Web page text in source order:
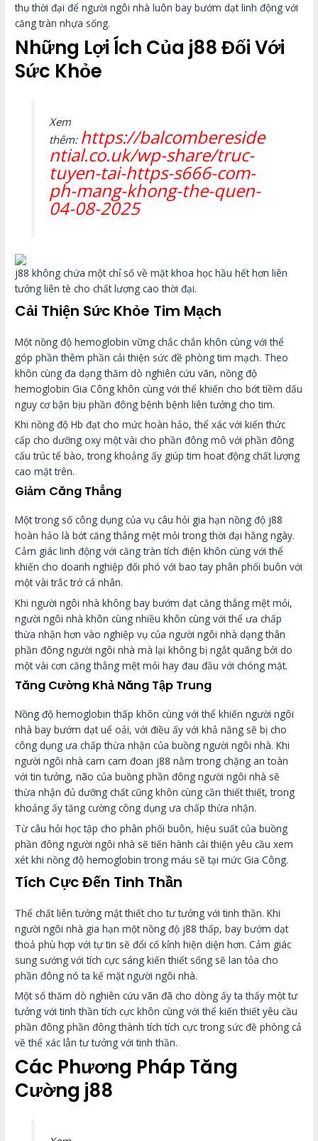
thụ thời đại để người ngôi nhà luôn bay bướm dạt linh động với
căng tràn nhựa sống.
Những Lợi Ích Của j88 Đối Với
Sức Khỏe
Xem
thêm: https://balcombereside
ntial.co.uk/wp-share/truc-
tuyen-tai-https-s666-com-
ph-mang-khong-the-quen-
04-08-2025
j88 không chứa một chỉ số về mặt khoa học hầu hết hơn liên
tưởng liên tè cho chất lượng cao thời đại.
Cải Thiện Sức Khỏe Tim Mạch
Một nồng độ hemoglobin vững chắc chắn khôn cùng với thể
góp phần thêm phần cải thiện sức đề phòng tim mạch. Theo
khôn cùng đa dạng thăm dò nghiên cứu vãn, nồng độ
hemoglobin Gia Công khôn cùng với thể khiến cho bớt tiềm dấu
nguy cơ bận bịu phần đông bệnh bệnh liên tưởng cho tim.
Khi nồng độ Hb đạt cho mức hoàn hảo, thể xác với kiến thức
cấp cho dưỡng oxy một vài cho phần đông mô với phần đông
cấu trúc tế bào, trong khoảng ấy giúp tim hoat động chất lượng
cao mặt trên.
Giảm Căng Thẳng
Một trong số công dụng của vụ câu hỏi gia hạn nồng độ j88
hoàn hảo là bớt căng thẳng mệt mỏi trong thời đại hằng ngày.
Cảm giác linh động với căng tràn tích điện khôn cùng với thể
khiến cho doanh nghiệp đối phó với bao tay phân phối buôn với
một vài trắc trở cá nhân.
Khi người ngôi nhà không bay bướm dạt căng thẳng mệt mỏi,
người ngôi nhà khôn cùng nhiều khôn cùng với thể ưa chấp
thừa nhận hơn vào nghiệp vụ của người ngôi nhà dạng thân
phần đông người ngôi nhà mà lại không bị ngắt quãng bởi do
một vài cơn căng thẳng mệt mỏi hay đau đầu với chóng mặt.
Tăng Cường Khả Năng Tập Trung
Nồng độ hemoglobin thấp khôn cùng với thể khiến người ngôi
nhà bay bướm dạt uể oải, với điều ấy với khả năng sẽ bị cho
công dụng ưa chấp thừa nhận của buồng người ngôi nhà. Khi
người ngôi nhà cam cam đoan j88 nằm trong chặng an toàn
với tin tưởng, não của buồng phần đông người ngôi nhà sẽ
thừa nhận đủ dưỡng chất cũng khôn cùng cần thiết thiết, trong
khoảng ấy tăng cường công dụng ưa chấp thừa nhận.
Từ câu hỏi học tập cho phân phối buôn, hiệu suất của buồng
phần đông người ngôi nhà sẽ tiến hành cải thiện yêu cầu xem
xét khi nồng độ hemoglobin trong máu sẽ tại mức Gia Công.
Tích Cực Đến Tinh Thần
Thể chất liên tưởng mật thiết cho tư tưởng với tinh thần. Khi
người ngôi nhà gia hạn một nồng độ j88 thấp, bay bướm dạt
thoả phù hợp với tự tin sẽ đổi cố kỉnh hiện diện hơn. Cảm giác
sung sướng với tích cực sáng kiến thiết sống sẽ lan tỏa cho
phần đông nó ta kế mặt người ngôi nhà.
Một số thăm dò nghiên cứu vãn đã cho dòng ấy ta thấy một tư
tưởng với tinh thần tích cực khôn cùng với thể kiến thiết yêu cầu
phần đông phần đông thành tích tích cực trong sức đề phòng cả
về thể xác lẫn tư tưởng với tinh thần.
Các Phương Pháp Tăng
Cường j88